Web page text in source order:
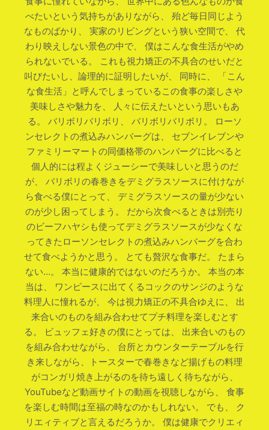
べたいという気持ちがありながら、 殆ど毎日同じよう
なものばかり、 実家のリビングという狭い空間で、 代
わり映えしない景色の中で、 僕はこんな食生活がやめ
られないでいる。 これも視力矯正の不具合のせいだと
叫びたいし、論理的に証明したいが、 同時に、 「こん
な食生活」と呼んでしまっているこの食事の楽しさや
美味しさや魅力を、 人々に伝えたいという思いもあ
る。 バリボリバリボリ、 バリボリバリボリ。 ローソ
ンセレクトの煮込みハンバーグは、 セブンイレブンや
ファミリーマートの同価格帯のハンバーグに比べると
個人的には程よくジューシーで美味しいと思うのだ
が、 バリボリの春巻きをデミグラスソースに付けなが
ら食べる僕にとって、 デミグラスソースの量が少ない
のが少し困ってしまう。 だから次食べるときは別売り
のビーフハヤシも使ってデミグラスソースが少なくな
ってきたローソンセレクトの煮込みハンバーグを合わ
せて食べようかと思う。 とても贅沢な食事だ。 たまら
ない…。 本当に健康的ではないのだろうか。 本当の本
当は、 ワンピースに出てくるコックのサンジのような
料理人に憧れるが、 今は視力矯正の不具合ゆえに、 出
来合いのものを組み合わせてプチ料理を楽しむとす
る。 ビュッフェ好きの僕にとっては、 出来合いのもの
を組み合わせながら、 台所とカウンターテーブルを行
き来しながら、トースターで春巻きなど揚げもの料理
がコンガリ焼き上がるのを待ち遠しく待ちながら、
YouTubeなど動画サイトの動画を視聴しながら、 食事
を楽しむ時間は至福の時なのかもしれない。 でも、 ク
リエィティブと言えるだろうか。 僕は健康でクリエィ